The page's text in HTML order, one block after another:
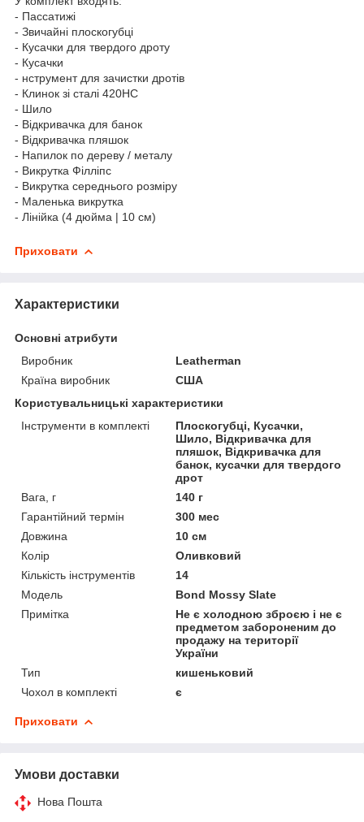
- Пассатижі
- Звичайні плоскогубці
- Кусачки для твердого дроту
- Кусачки
- нструмент для зачистки дротів
- Клинок зі сталі 420HC
- Шило
- Відкривачка для банок
- Відкривачка пляшок
- Напилок по дереву / металу
- Викрутка Філліпс
- Викрутка середнього розміру
- Маленька викрутка
- Лінійка (4 дюйма | 10 см)
Приховати
Характеристики
Основні атрибути
Виробник
Leatherman
Країна виробник
США
Користувальницькі характеристики
Інструменти в комплекті
Плоскогубці, Кусачки,
Шило, Відкривачка для
пляшок, Відкривачка для
банок, кусачки для твердого
дрот
Вага, г
140 г
Гарантійний термін
300 мес
Довжина
10 см
Колір
Оливковий
Кількість інструментів
14
Мoдель
Bond Mossy Slate
Примітка
Не є холодною зброєю і не є
предметом забороненим до
продажу на території
України
Тип
кишеньковий
Чохол в комплекті
є
Приховати
Умови доставки
Нова Пошта